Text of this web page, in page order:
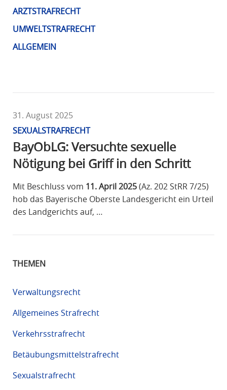
ARZTSTRAFRECHT
UMWELTSTRAFRECHT
ALLGEMEIN
31. August 2025
SEXUALSTRAFRECHT
BayObLG: Versuchte sexuelle
Nötigung bei Griff in den Schritt
Mit Beschluss vom 11. April 2025(Az. 202 StRR 7/25)
hob das Bayerische Oberste Landesgericht ein Urteil
des Landgerichts auf, …
THEMEN
Verwaltungsrecht
Allgemeines Strafrecht
Verkehrsstrafrecht
Betäubungsmittelstrafrecht
Sexualstrafrecht